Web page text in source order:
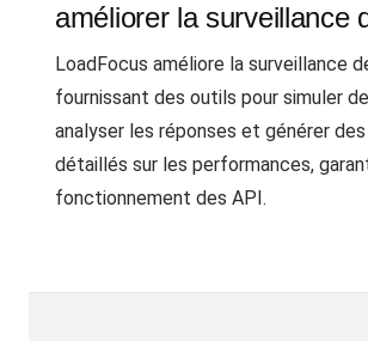
améliorer la surveillance
LoadFocus améliore la surveillance
fournissant des outils pour simuler
analyser les réponses et générer
détaillés sur les performances,
fonctionnement des API.